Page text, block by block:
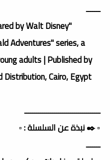
ـــــــ
"Mickey Mouse 2000" | Prepared by Walt Disney.
Adventures" series, a
adults | Published by
Cairo, Egypt.
ــــــــــــــــــــــــــــــــــــــ
▫️ ✒️ نبذة عن السلسلة : ▫️
ـــــــ